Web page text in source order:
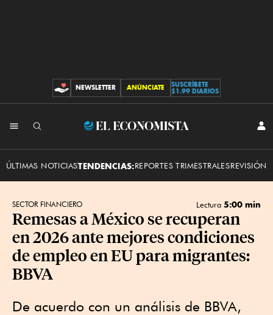
CONTRIBUCIONES
NEWSLETTER ANÚNCIATE
SUSCRÍBETE
$1.99 DIARIOS
El
ÚLTIMAS NOTICIASTENDENCIAS:REPORTES TRIMESTRALESREVISIÓN
SECTOR FINANCIERO Lectura 5:00 min
Remesas a México se recuperan
en 2026 ante mejores condiciones
de empleo en EU para migrantes:
BBVA
De acuerdo con un análisis de BBVA,